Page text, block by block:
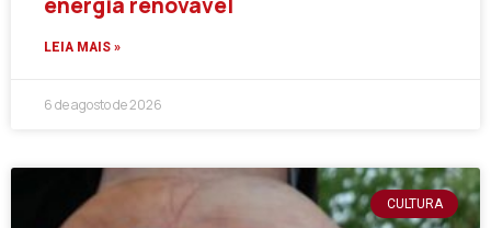
LEIA MAIS »
6 de agosto de 2026
CULTURA